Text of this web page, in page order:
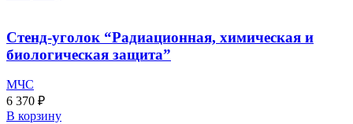
Стенд-уголок “Радиационная, химическая и
биологическая защита”
МЧС
6 370 ₽
В корзину